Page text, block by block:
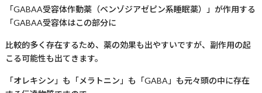
「GABAA受容体作動薬（ベンゾジアゼピン系睡眠薬）」が作用する
「GABAA受容体はこの部分に
比較的多く存在するため、薬の効果も出やすいですが、副作用の起
こる可能性も出てきます。
「オレキシン」も「メラトニン」も「GABA 」も元々頭の中に存在